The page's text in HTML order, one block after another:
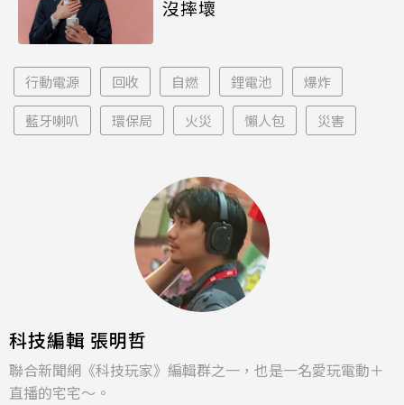
沒摔壞
行動電源 回收 自燃 鋰電池 爆炸
藍牙喇叭 環保局 火災 懶人包 災害
科技編輯 張明哲
聯合新聞網《科技玩家》編輯群之一，也是一名愛玩電動＋
直播的宅宅～。